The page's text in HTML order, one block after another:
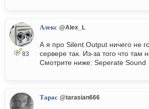
83
Алекс @Alex_L
А я про Silent Output ничего не
сервере так. Из-за того что там
Смотрите ниже: Seperate Sound
Тарас @tarasian666